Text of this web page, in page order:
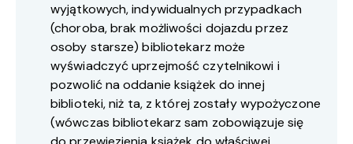
wyjątkowych, indywidualnych przypadkach
(choroba, brak możliwości dojazdu przez
osoby starsze) bibliotekarz może
wyświadczyć uprzejmość czytelnikowi i
pozwolić na oddanie książek do innej
biblioteki, niż ta, z której zostały wypożyczone
(wówczas bibliotekarz sam zobowiązuje się